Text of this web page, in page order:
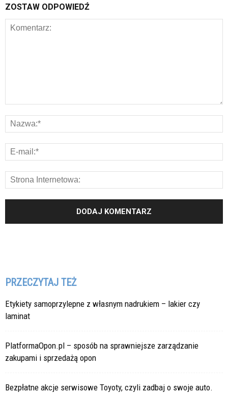
ZOSTAW ODPOWIEDŹ
PRZECZYTAJ TEŻ
Etykiety samoprzylepne z własnym nadrukiem – lakier czy
laminat
PlatformaOpon.pl – sposób na sprawniejsze zarządzanie
zakupami i sprzedażą opon
Bezpłatne akcje serwisowe Toyoty, czyli zadbaj o swoje auto.